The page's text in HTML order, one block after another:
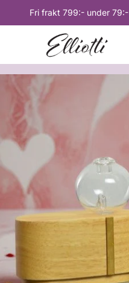
Fri frakt 799:- under 79:-